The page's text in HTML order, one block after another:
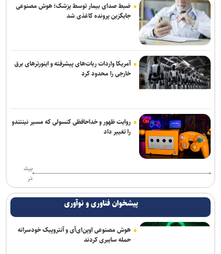
ضبط صدای بیمار توسط پزشک؛ هوش مصنوعی
جایگزین پرونده کاغذی شد
آمریکا واردات ربات‌های پیشرفته و اینورترهای برق
خارجی را محدود کرد
روایت ظهور و خداحافظی کنسولی که مسیر نینتندو
را تغییر داد
بیش
تر
پیشخوان فناوری و نوآوری
هوش مصنوعی اوپن‌ای‌آی و آنتروپیک خودسرانه
حمله سایبری کردند